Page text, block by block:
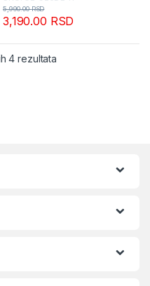
3,190.00 RSD
5,990.00RSD
4 rezultataSortirano po